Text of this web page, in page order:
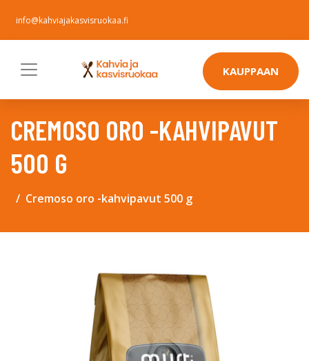
info@kahviajakasvisruokaa.fi
KAUPPAAN
CREMOSO ORO -KAHVIPAVUT
500 G
Cremoso oro -kahvipavut 500 g